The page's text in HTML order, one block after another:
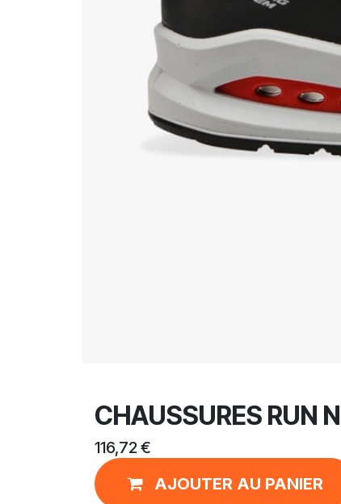
CHAUSSURES RUN
116,72€
AJOUTER AU PANIER